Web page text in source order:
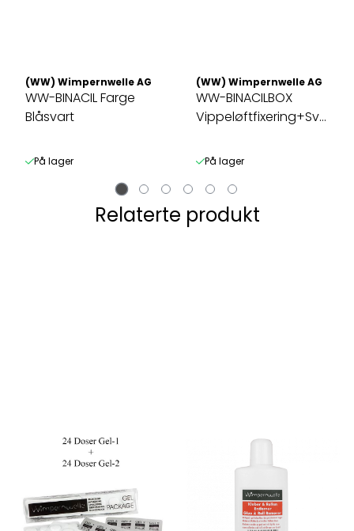
(WW) Wimpernwelle AG
WW-BINACIL Farge
Blåsvart
På lager
(WW) Wimpernwelle AG
WW-BINACILBOX
Vippeløftfixering+Svart
På lager
Relaterte produkt